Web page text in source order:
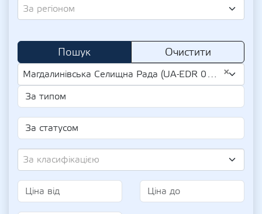
За регіоном
Пошук Очистити
×
Магдалинівська Селищна Рада (UA-EDR 04338405)
За класифікацією